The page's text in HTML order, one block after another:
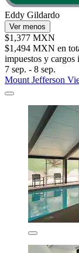
Eddy Gildardo
Ver menos
$1,377 MXN
$1,494 MXN en
impuestos y cargos
7 sep. - 8 sep.
Mount Jefferson